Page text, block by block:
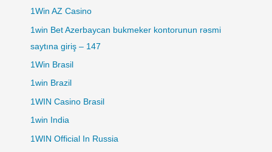
1Win AZ Casino
1win Bet Azerbaycan bukmeker kontorunun rəsmi
saytına giriş – 147
1Win Brasil
1win Brazil
1WIN Casino Brasil
1win India
1WIN Official In Russia